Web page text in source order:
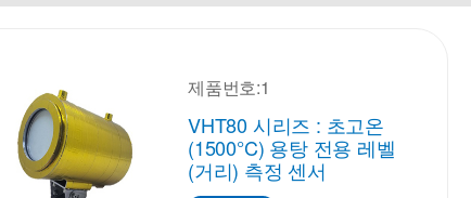
제품번호:1
VHT80 시리즈 : 초고온
(1500°C) 용탕 전용 레벨
(거리) 측정 센서